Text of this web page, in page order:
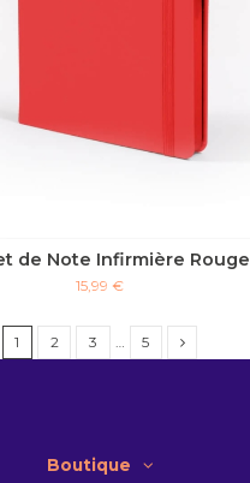
de Note Infirmière Rouge
15,99 €
1 2 3 … 5
Boutique